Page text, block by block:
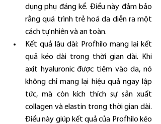
dụng phụ đáng kể. Điều này đảm bảo
rằng quá trình trẻ hoá da diễn ra một
cách tự nhiên và an toàn.
Kết quả lâu dài: Profhilo mang lại kết
quả kéo dài trong thời gian dài. Khi
axit hyaluronic được tiêm vào da, nó
không chỉ mang lại hiệu quả ngay lập
tức, mà còn kích thích sự sản xuất
collagen và elastin trong thời gian dài.
Điều này giúp kết quả của Profhilo kéo